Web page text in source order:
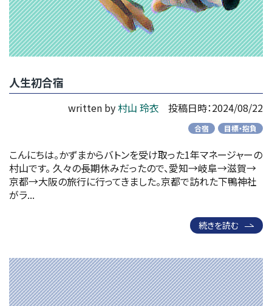
人生初合宿
written by村山 玲衣 投稿日時：2024/08/22
合宿 目標・抱負
こんにちは。かずまからバトンを受け取った1年マネージャーの
村山です。 久々の長期休みだったので、愛知→岐阜→滋賀→
京都→大阪の旅行に行ってきました。京都で訪れた下鴨神社
がラ...
続きを読む